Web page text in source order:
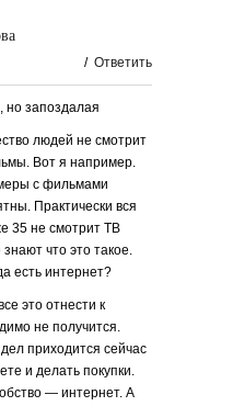
/ Ответить
запоздалая
людей не смотрит
Вот я например.
с фильмами
Практически вся
35 не смотрит ТВ
что это такое.
есть интернет?
это отнести к
не получится.
приходится сейчас
и делать покупки.
— интернет. А